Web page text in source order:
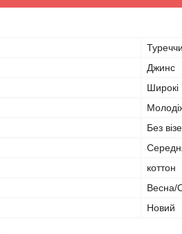
Джинс
Широкі
Без
коттон
Весна/
Новий